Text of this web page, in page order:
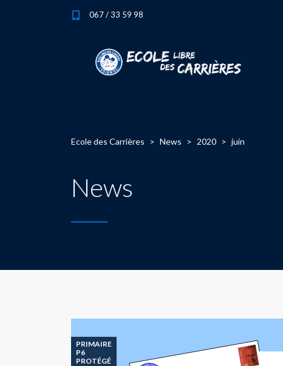
067 / 33 59 98
Ecole des Carrières > News > 2020 > juin
News
PRIMAIRE
P6
PROTÉGÉ